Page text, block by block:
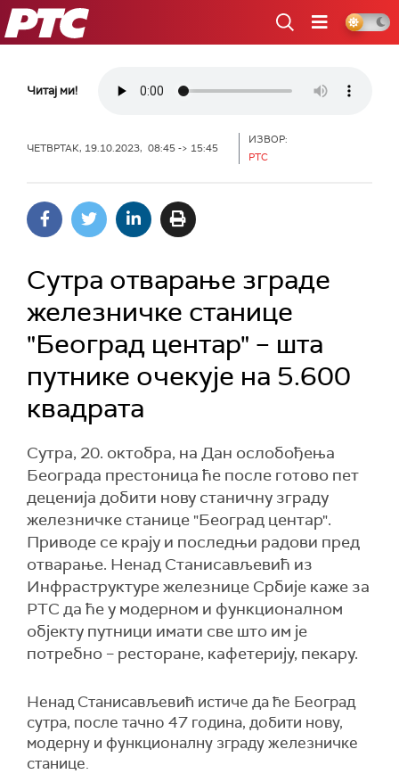
РТС
Читај ми!
ЧЕТВРТАК, 19.10.2023, 08:45 -> 15:45
ИЗВОР:
РТС
Сутра отварање зграде
железничке станице
"Београд центар" – шта
путнике очекује на 5.600
квадрата
Сутра, 20. октобра, на Дан ослобођења
Београда престоница ће после готово пет
деценија добити нову станичну зграду
железничке станице "Београд центар".
Приводе се крају и последњи радови пред
отварање. Ненад Станисављевић из
Инфраструктуре железнице Србије каже за
РТС да ће у модерном и функционалном
објекту путници имати све што им је
потребно – ресторане, кафетерију, пекару.
Ненад Станисављевић истиче да ће Београд
сутра, после тачно 47 година, добити нову,
модерну и функционалну зграду железничке
станице.